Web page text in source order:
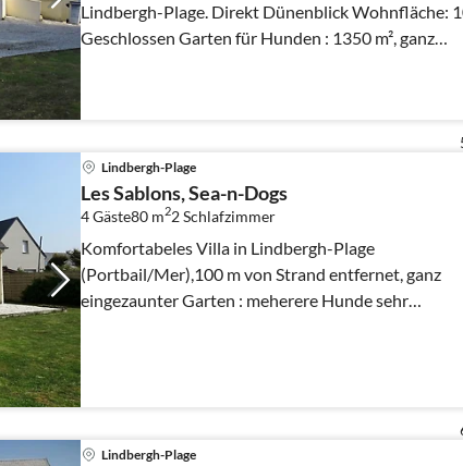
Lindbergh-Plage. Direkt Dünenblick Wohnfläche:
Geschlossen Garten für Hunden : 1350 m², ganz
Lindbergh-Plage
Les Sablons, Sea-n-Dogs
4 Gäste80 m22Schlafzimmer
Komfortabeles Villa in Lindbergh-Plage
(Portbail/Mer),100 m von Strand entfernet, ganz
eingezaunter Garten : meherere Hunde sehr
wilkommen!!!!
Lindbergh-Plage